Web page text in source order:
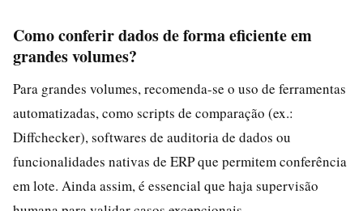
Como conferir dados de forma eficiente em
grandes volumes?
Para grandes volumes, recomenda-se o uso de ferramentas
automatizadas, como scripts de comparação (ex.:
Diffchecker), softwares de auditoria de dados ou
funcionalidades nativas de ERP que permitem conferência
em lote. Ainda assim, é essencial que haja supervisão